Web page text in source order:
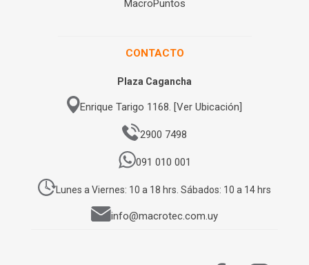
MacroPuntos
CONTACTO
Plaza Cagancha
Enrique Tarigo 1168. [Ver Ubicación]
2900 7498
091 010 001
Lunes a Viernes: 10 a 18 hrs. Sábados: 10 a 14 hrs
info@macrotec.com.uy